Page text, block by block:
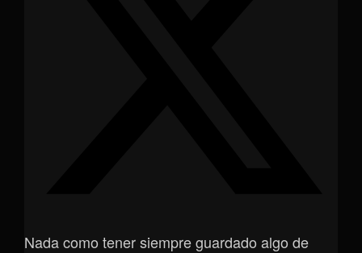
Nada como tener siempre guardado algo de